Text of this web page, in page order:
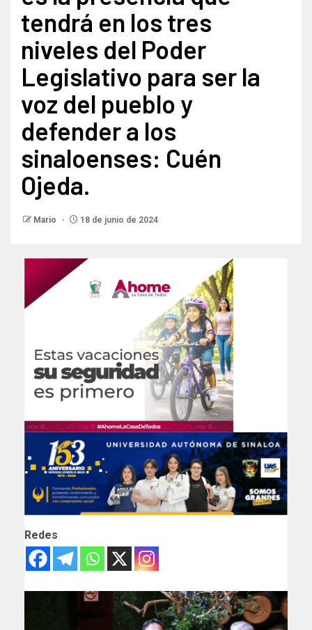
tendrá en los tres
niveles del Poder
Legislativo para ser la
voz del pueblo y
defender a los
sinaloenses: Cuén
Ojeda.
Mario 18 de junio de 2024
Redes